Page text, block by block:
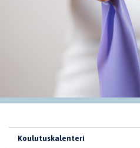
Koulutuskalenteri